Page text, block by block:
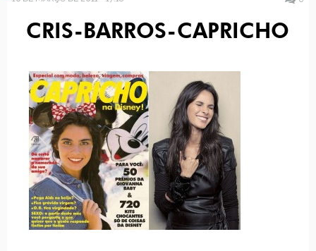
CRIS-BARROS-CAPRICHO